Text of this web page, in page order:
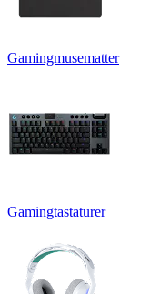
Gamingmusematter
Gamingtastaturer